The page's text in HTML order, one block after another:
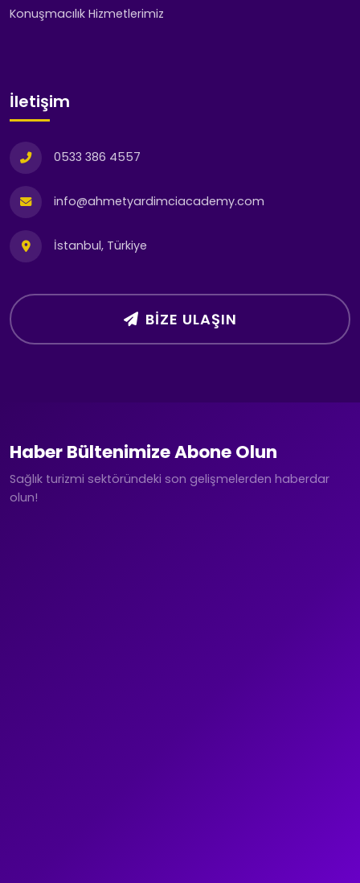
Konuşmacılık Hizmetlerimiz
İletişim
0533 386 4557
info@ahmetyardimciacademy.com
İstanbul, Türkiye
BIZE ULAŞIN
Haber Bültenimize Abone Olun
Sağlık turizmi sektöründeki son gelişmelerden haberdar
olun!